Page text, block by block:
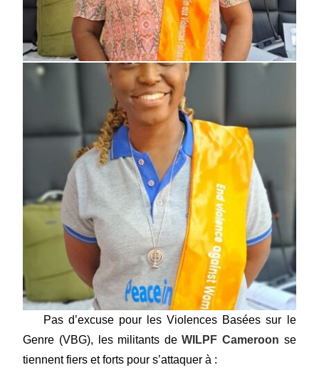
Pas d’excuse pour les Violences Basées sur le
Genre (VBG), les militants deWILPF Cameroon se
tiennent fiers et forts pour s’attaquer à :